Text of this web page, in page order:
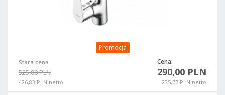
Promocja
Stara cena
525,00 PLN
426,83 PLN netto
Cena:
290,00 PLN
235,77 PLN netto